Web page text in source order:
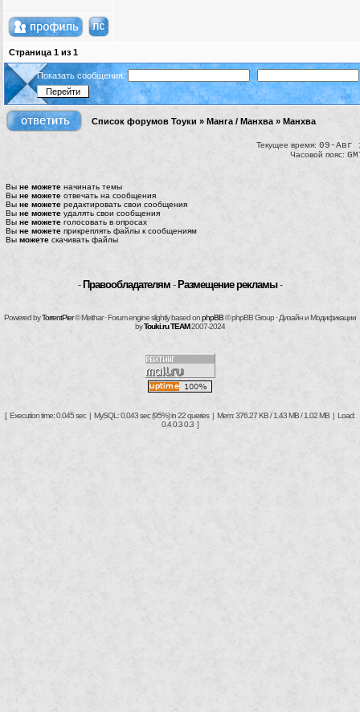
Страница 1 из 1
Показать сообщения:
Список форумов Тоуки » Манга / Манхва » Манхва
Текущее время: 09-Авг
Часовой пояс:
Вы не можете начинать темы
Вы не можете отвечать на сообщения
Вы не можете редактировать свои сообщения
Вы не можете удалять свои сообщения
Вы не можете голосовать в опросах
Вы не можете прикреплять файлы к сообщениям
Вы можете скачивать файлы
- Правообладателям - Размещение рекламы-
Powered byTorrentPier© Meithar · Forum engine slightly based onphpBB© phpBB Group · Дизайн и Модификации
byTouki.ru TEAM2007-2024
[ Execution time: 0.045 sec | MySQL: 0.043 sec (95%) in 22 queries | Mem: 376.27 KB / 1.43 MB / 1.02 MB | Load:
0.4 0.3 0.3 ]